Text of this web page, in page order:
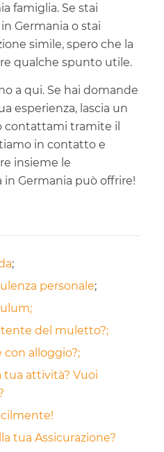
famiglia. Se stai
Germania o stai
simile, spero che la
qualche spunto utile.
a qui. Se hai domande
esperienza, lascia un
tramite il
in contatto e
insieme le
Germania può offrire!
;
personale;
del muletto?;
con alloggio?;
tua attività? Vuoi
tua Assicurazione?